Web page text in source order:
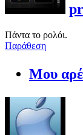
Πάντα το ρολόι.
Παράθεση
Μου